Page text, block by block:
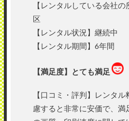
【レンタルしている会社
区
【レンタル状況】継続中
【レンタル期間】6年間
【満足度】とても満足
【口コミ・評判】レンタ
慮すると非常に安価で、満